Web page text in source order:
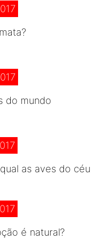
do mundo
as aves do céu
é natural?